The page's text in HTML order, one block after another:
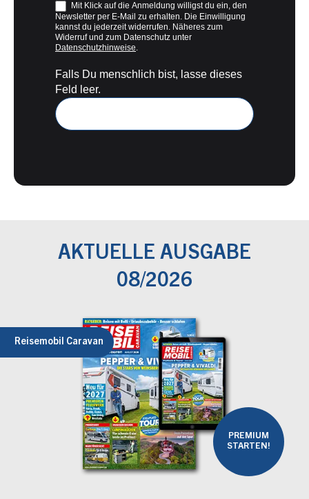
Mit Klick auf die Anmeldung willigst du ein, den
Newsletter per E-Mail zu erhalten. Die Einwilligung
kannst du jederzeit widerrufen. Näheres zum
Widerruf und zum Datenschutz unter
Datenschutzhinweise.
Falls Du menschlich bist, lasse dieses
Feld leer.
AKTUELLE AUSGABE
08/2026
Reisemobil Caravan
PREMIUM
STARTEN!